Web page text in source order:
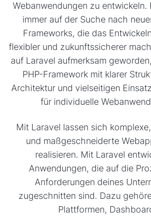
Webanwendungen zu entwickeln.
immer auf der Suche nach
Frameworks, die das
flexibler und zukunftssicherer
auf Laravel aufmerksam
PHP-Framework mit klarer
Architektur und vielseitigen
für individuelle
Mit Laravel lassen sich
und maßgeschneiderte
realisieren. Mit Laravel
Anwendungen, die auf die
Anforderungen deines
zugeschnitten sind. Dazu
Plattformen,